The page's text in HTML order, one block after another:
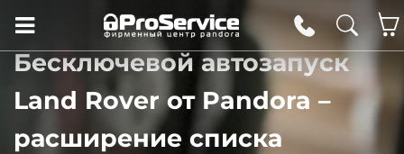
Бесключевой автозапуск
Land Rover от Pandora –
расширение списка